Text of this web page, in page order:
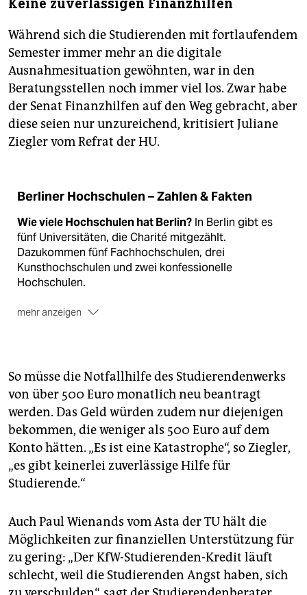
Keine zuverlässigen Finanzhilfen
Während sich die Studierenden mit fortlaufendem
Semester immer mehr an die digitale
Ausnahmesituation gewöhnten, war in den
Beratungsstellen noch immer viel los. Zwar habe
der Senat Finanzhilfen auf den Weg gebracht, aber
diese seien nur unzureichend, kritisiert Juliane
Ziegler vom Refrat der HU.
Berliner Hochschulen – Zahlen & Fakten
Wie viele Hochschulen hat Berlin? In Berlin gibt es
fünf Universitäten, die Charité mitgezählt.
Dazukommen fünf Fachhochschulen, drei
Kunsthochschulen und zwei konfessionelle
Hochschulen.
mehr anzeigen
2019/20 eingeschrieben, gibt Statista bekannt.
Wie vielen davon fehlte die Technik für das
Digitalsemester? Sechs Prozent, wie eine Umfrage
des Refrats der Humboldt-Universität ergab. Befragt
wurden dafür 4.215 Studierende.(taz)
So müsse die Notfallhilfe des Studierendenwerks
von über 500 Euro monatlich neu beantragt
werden. Das Geld würden zudem nur diejenigen
bekommen, die weniger als 500 Euro auf dem
Konto hätten. „Es ist eine Katastrophe“, so Ziegler,
„es gibt keinerlei zuverlässige Hilfe für
Studierende.“
Auch Paul Wienands vom Asta der TU hält die
Möglichkeiten zur finanziellen Unterstützung für
zu gering: „Der KfW-Studierenden-Kredit läuft
schlecht, weil die Studierenden Angst haben, sich